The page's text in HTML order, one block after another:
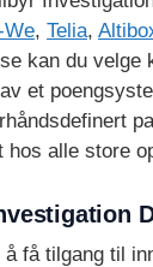
We, Telia,
kan du velge
et
alle store
få tilgang til